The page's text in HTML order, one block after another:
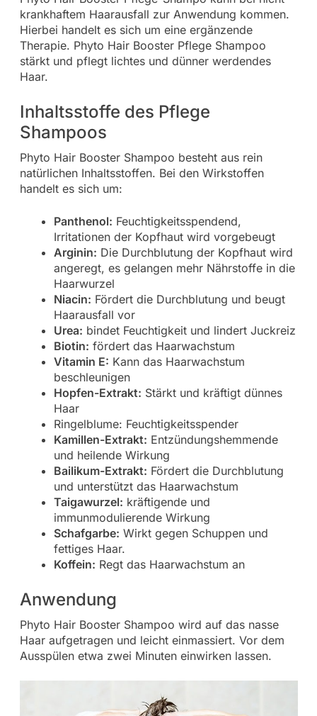
krankhaftem Haarausfall zur Anwendung kommen.
Hierbei handelt es sich um eine ergänzende
Therapie. Phyto Hair Booster Pflege Shampoo
stärkt und pflegt lichtes und dünner werdendes
Haar.
Inhaltsstoffe des Pflege
Shampoos
Phyto Hair Booster Shampoo besteht aus rein
natürlichen Inhaltsstoffen. Bei den Wirkstoffen
handelt es sich um:
Panthenol: Feuchtigkeitsspendend,
Irritationen der Kopfhaut wird vorgebeugt
Arginin: Die Durchblutung der Kopfhaut wird
angeregt, es gelangen mehr Nährstoffe in die
Haarwurzel
Niacin: Fördert die Durchblutung und beugt
Haarausfall vor
Urea: bindet Feuchtigkeit und lindert Juckreiz
Biotin: fördert das Haarwachstum
Vitamin E: Kann das Haarwachstum
beschleunigen
Hopfen-Extrakt: Stärkt und kräftigt dünnes
Haar
Ringelblume: Feuchtigkeitsspender
Kamillen-Extrakt: Entzündungshemmende
und heilende Wirkung
Bailikum-Extrakt: Fördert die Durchblutung
und unterstützt das Haarwachstum
Taigawurzel: kräftigende und
immunmodulierende Wirkung
Schafgarbe: Wirkt gegen Schuppen und
fettiges Haar.
Koffein: Regt das Haarwachstum an
Anwendung
Phyto Hair Booster Shampoo wird auf das nasse
Haar aufgetragen und leicht einmassiert. Vor dem
Ausspülen etwa zwei Minuten einwirken lassen.